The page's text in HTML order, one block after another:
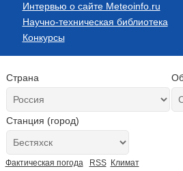
Интервью о сайте Meteoinfo.ru
Научно-техническая библиотека
Конкурсы
Страна
Станция (город)
Фактическая погода RSS Климат